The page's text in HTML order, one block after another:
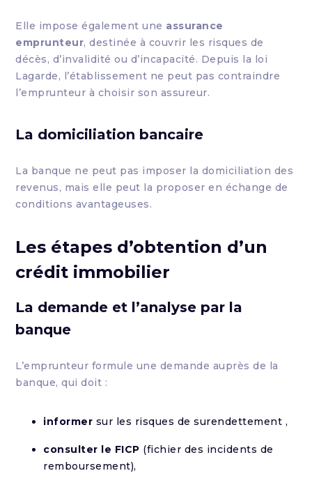
Elle impose également une assurance
emprunteur, destinée à couvrir les risques de
décès, d’invalidité ou d’incapacité. Depuis la loi
Lagarde, l’établissement ne peut pas contraindre
l’emprunteur à choisir son assureur.
La domiciliation bancaire
La banque ne peut pas imposer la domiciliation des
revenus, mais elle peut la proposer en échange de
conditions avantageuses.
Les étapes d’obtention d’un
crédit immobilier
La demande et l’analyse par la
banque
L’emprunteur formule une demande auprès de la
banque, qui doit :
informer sur les risques de surendettement ,
consulter le FICP (fichier des incidents de
remboursement),